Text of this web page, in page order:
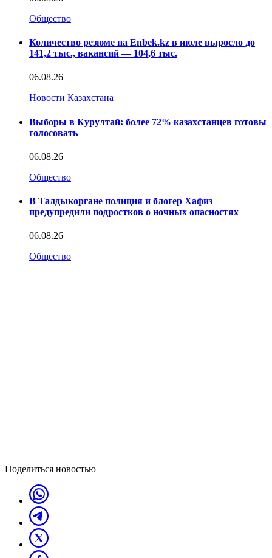
Общество
Количество резюме на Enbek.kz в июле выросло до
141,2 тыс., вакансий — 104,6 тыс.
06.08.26
Новости Казахстана
Выборы в Курултай: более 72% казахстанцев готовы
голосовать
06.08.26
Общество
В Талдыкоргане полиция и блогер Хафиз
предупредили подростков о ночных опасностях
06.08.26
Общество
Поделиться новостью